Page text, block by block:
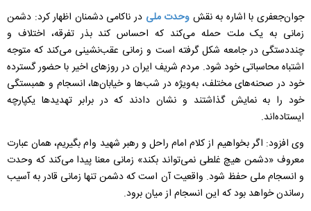
جوان‌جعفری با اشاره به نقش وحدت ملی در ناکامی دشمنان اظهار کرد: دشمن
زمانی به یک ملت حمله می‌کند که احساس کند بذر تفرقه، اختلاف و
چنددستگی در جامعه شکل گرفته است و زمانی عقب‌نشینی می‌کند که متوجه
اشتباه محاسباتی خود شود. مردم شریف ایران در روزهای اخیر با حضور گسترده
خود در صحنه‌های مختلف، به‌ویژه در شب‌ها و خیابان‌ها، انسجام و همبستگی
خود را به نمایش گذاشتند و نشان دادند که در برابر تهدیدها یکپارچه
ایستاده‌اند.
وی افزود: اگر بخواهیم از کلام امام راحل و رهبر شهید وام بگیریم، همان عبارت
معروف «دشمن هیچ غلطی نمی‌تواند بکند» زمانی معنا پیدا می‌کند که وحدت
و انسجام ملی حفظ شود. واقعیت آن است که دشمن تنها زمانی قادر به آسیب
رساندن خواهد بود که این انسجام از میان برود.